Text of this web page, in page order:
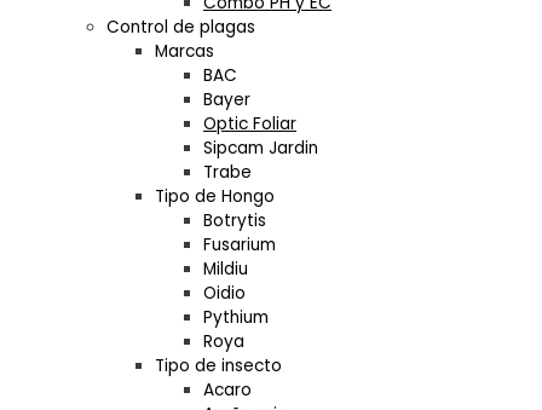
Control de plagas
Marcas
BAC
Bayer
Optic Foliar
Sipcam Jardin
Trabe
Tipo de Hongo
Botrytis
Fusarium
Mildiu
Oidio
Pythium
Roya
Tipo de insecto
Acaro